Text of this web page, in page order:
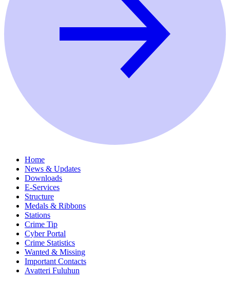
Home
News & Updates
Downloads
E-Services
Structure
Medals & Ribbons
Stations
Crime Tip
Cyber Portal
Crime Statistics
Wanted & Missing
Important Contacts
Avatteri Fuluhun